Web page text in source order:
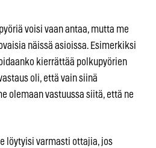
voisi vaan antaa, mutta me
näissä asioissa. Esimerkiksi
kierrättää polkupyörien
oli, että vain siinä
olemaan vastuussa siitä, että ne
löytyisi varmasti ottajia, jos